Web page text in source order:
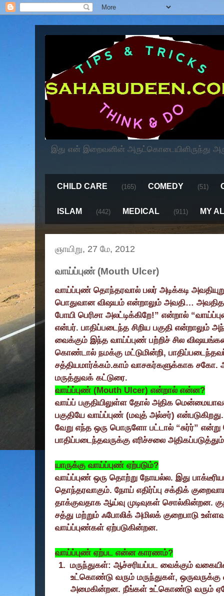
இது என் இறைவனின் அருட்கொடையிளிருந்து
CHILD CARE (165) COMEDY (51)
ISLAM (442) MEDICAL (911) MY
ஞாயிறு, 27 மே, 2012
வாய்ப்புண் (Mouth Ulcer)
வாய்ப்புண் தொந்தரவால் பலர் அடிக்கடி
பொதுவான விஷயம் என்றாலும் அவதி…
போயி பெரிசா அலட்டிக்கிறே!” என்றால் “
என்பர். பாதிப்படைந்த சிறிய பகுதி என்றாலும்
வைக்கும் இந்த வாய்ப்புண் பற்றிச் சில
கொண்டால் நமக்கு மட்டுமின்றி,
சத்தியமார்க்கம்.காம் வாசகர்களுக்காக சகோ.
மருத்துவக் கட்டுரை.
வாய்ப்புண் (Mouth Ulcer) என்றால் என்ன?
வாய்ப் பகுதியிலுள்ள தோல் அதிக
பகுதியே வாய்ப்புண் (மவுத் அல்சர்)
வேறு எந்த ஒரு பொருளோ பட்டால் “சுர்ர்” என்று
பாதிப்படைந்தவருக்கு எரிச்சலை
யாருக்கு வாய்ப்புண் ஏற்படும்?
வாய்ப்புண் ஒரு தொற்று நோயல்ல. இது
தொந்தரவாகும். நோய் எதிர்ப்பு சக்திக்
தாக்குவதாக ஆய்வு முடிவுகள் சொல்கின்றன.
சத்து மற்றும் ஃபோலிக் அமிலக் குறைபாடு
வாய்ப்புண்கள் ஏற்படுகின்றன.
வாய்ப்புண் ஏற்பட என்ன காரணம்?
1. மருந்துகள்: ஆச்சரியப்பட வைக்கும்
உட்கொண்டு வரும் மருந்துகள்,
அமைகின்றன. நீங்கள் உட்கொண்டு வரும்